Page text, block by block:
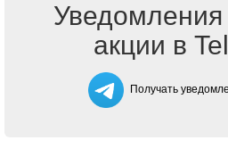
акции в
Получать